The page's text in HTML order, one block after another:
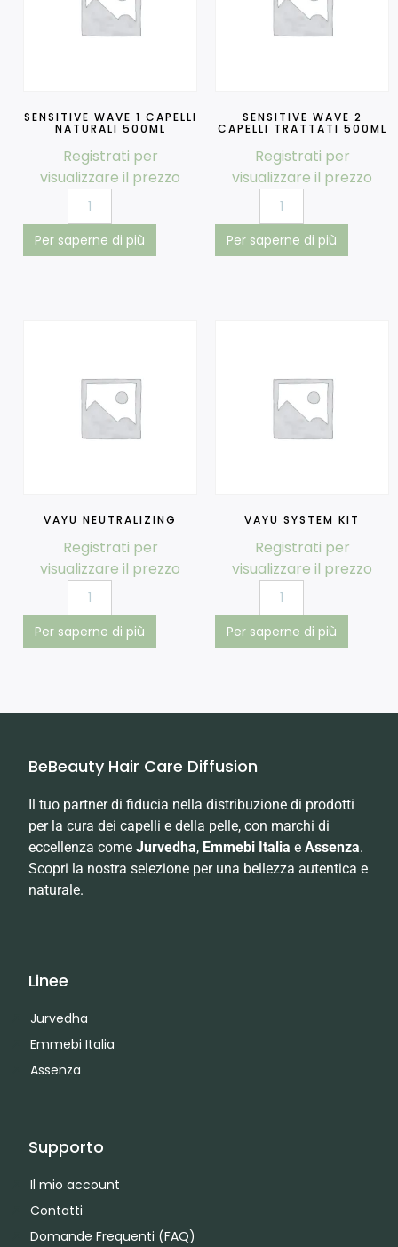
SENSITIVE WAVE 1 CAPELLI
NATURALI 500ML
Registrati per
visualizzare il prezzo
Per saperne di più
SENSITIVE WAVE 2
CAPELLI TRATTATI 500ML
Registrati per
visualizzare il prezzo
Per saperne di più
VAYU NEUTRALIZING
Registrati per
visualizzare il prezzo
Per saperne di più
VAYU SYSTEM KIT
Registrati per
visualizzare il prezzo
Per saperne di più
BeBeauty Hair Care Diffusion
Il tuo partner di fiducia nella distribuzione di prodotti
per la cura dei capelli e della pelle, con marchi di
eccellenza come Jurvedha, Emmebi Italia e Assenza.
Scopri la nostra selezione per una bellezza autentica e
naturale.
Linee
Jurvedha
Emmebi Italia
Assenza
Supporto
Il mio account
Contatti
Domande Frequenti (FAQ)